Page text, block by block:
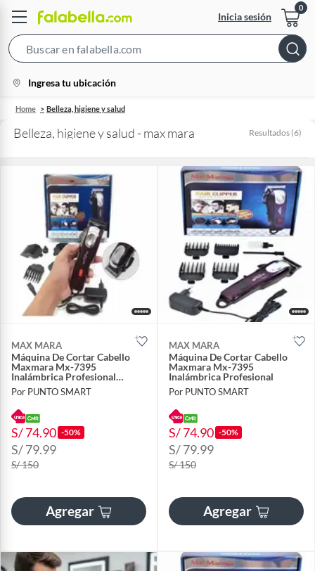
Inicia sesión
Bar
location-
icon
Ingresa tu ubicación
Home Belleza, higiene y salud
Belleza, higiene y salud - max mara Resultados (6)
MAX MARA
Máquina De Cortar Cabello
Maxmara Mx-7395
Inalámbrica Profesional
Pantalla Lcd
Por PUNTO SMART
S/ 74.90 -50%
S/ 79.99
S/ 150
Agregar
MAX MARA
Máquina De Cortar Cabello
Maxmara Mx-7395
Inalámbrica Profesional
Por PUNTO SMART
S/ 74.90 -50%
S/ 79.99
S/ 150
Agregar